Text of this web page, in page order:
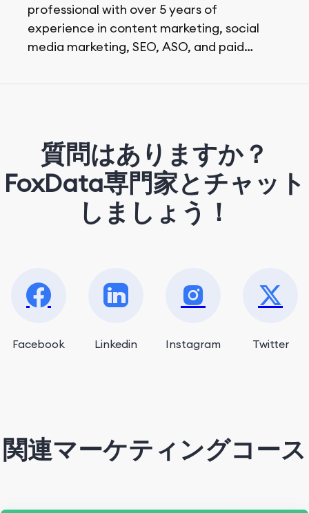
professional with over 5 years of
experience in content marketing, social
media marketing, SEO, ASO, and paid
質問はありますか？
FoxData専門家とチャット
しましょう！
Facebook Linkedin Instagram Twitter
関連マーケティングコース